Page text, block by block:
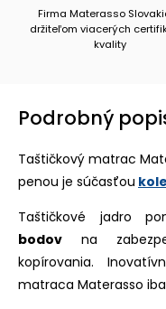
Firma Materasso
držiteľom viacerých
kvality
Podrobný
Taštičkový matrac
penou je súčasťou
Taštičkové jadro
bodov na
kopírovania.
matraca Materasso